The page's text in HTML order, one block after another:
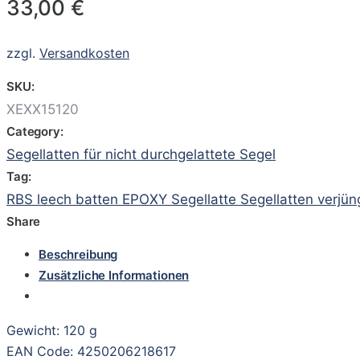
33,00 €
zzgl. Versandkosten
SKU:
XEXX15120
Category:
Segellatten für nicht durchgelattete Segel
Tag:
RBS leech batten EPOXY Segellatte Segellatten
Share
Beschreibung
Zusätzliche Informationen
Gewicht: 120 g
EAN Code: 4250206218617